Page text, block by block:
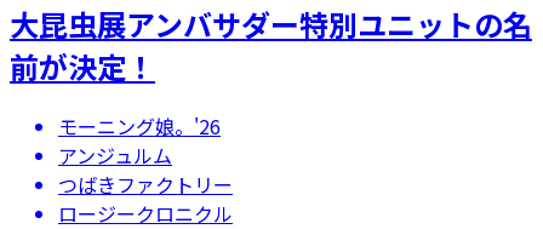
大昆虫展アンバサダー特別ユニットの名
前が決定！
モーニング娘。'26
アンジュルム
つばきファクトリー
ロージークロニクル